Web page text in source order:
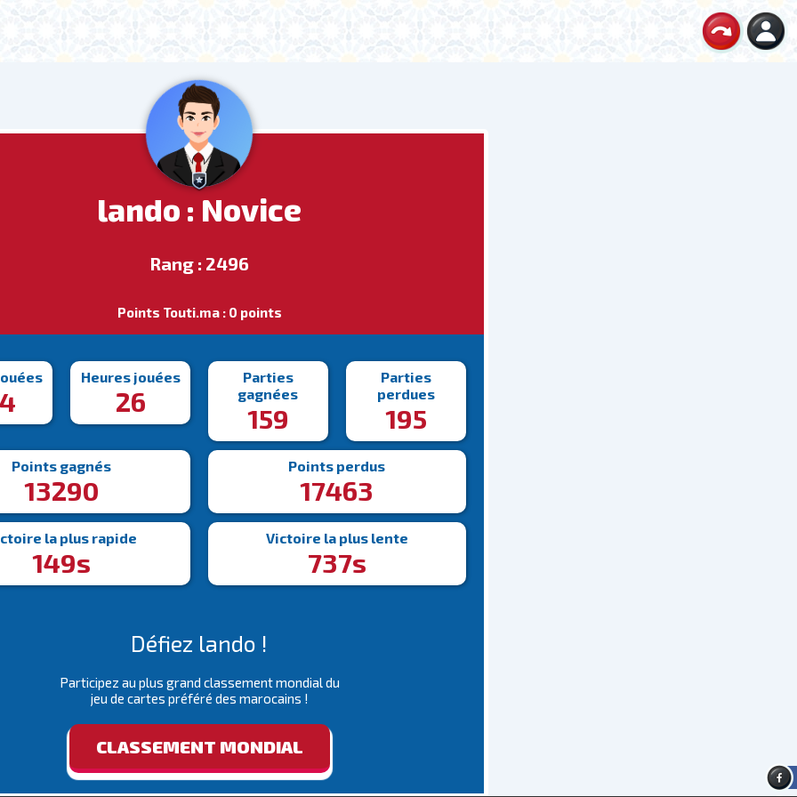
lando : Novice
Rang : 2496
Points Touti.ma : 0 points
Heures jouées
26
Parties
gagnées
159
Parties
perdues
195
Points gagnés
13290
Points perdus
17463
la plus rapide
149s
Victoire la plus lente
737s
Défiez lando !
Participez au plus grand classement mondial du
jeu de cartes préféré des marocains !
CLASSEMENT MONDIAL